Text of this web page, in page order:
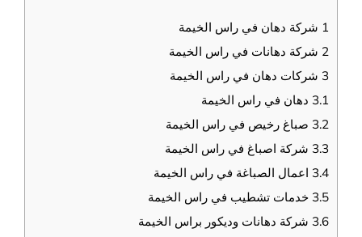
1 شركة دهان في راس الخيمة
2 شركة دهانات في راس الخيمة
3 شركات دهان في راس الخيمة
3.1 دهان في راس الخيمة
3.2 صباغ رخيص في راس الخيمة
3.3 شركة اصباغ في راس الخيمة
3.4 اعمال الصباغة في راس الخيمة
3.5 خدمات تشطيب في راس الخيمة
3.6 شركة دهانات وديكور براس الخيمة